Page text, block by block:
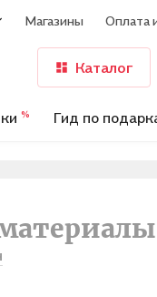
Магазины Оплата
Каталог
% Гид по